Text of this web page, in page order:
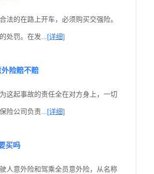
法的在路上开车，必须购买交强险。
处罚。在发... [详细]
险赔不赔
这起事故的责任全在对方身上，一切
险公司负责... [详细]
买吗
人意外险和驾乘全员意外险，从名称